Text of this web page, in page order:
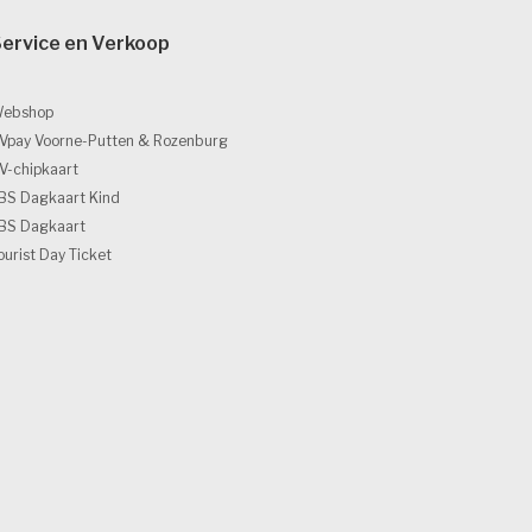
en Verkoop
Voorne-Putten & Rozenburg
chipkaart
Dagkaart Kind
Dagkaart
Day Ticket